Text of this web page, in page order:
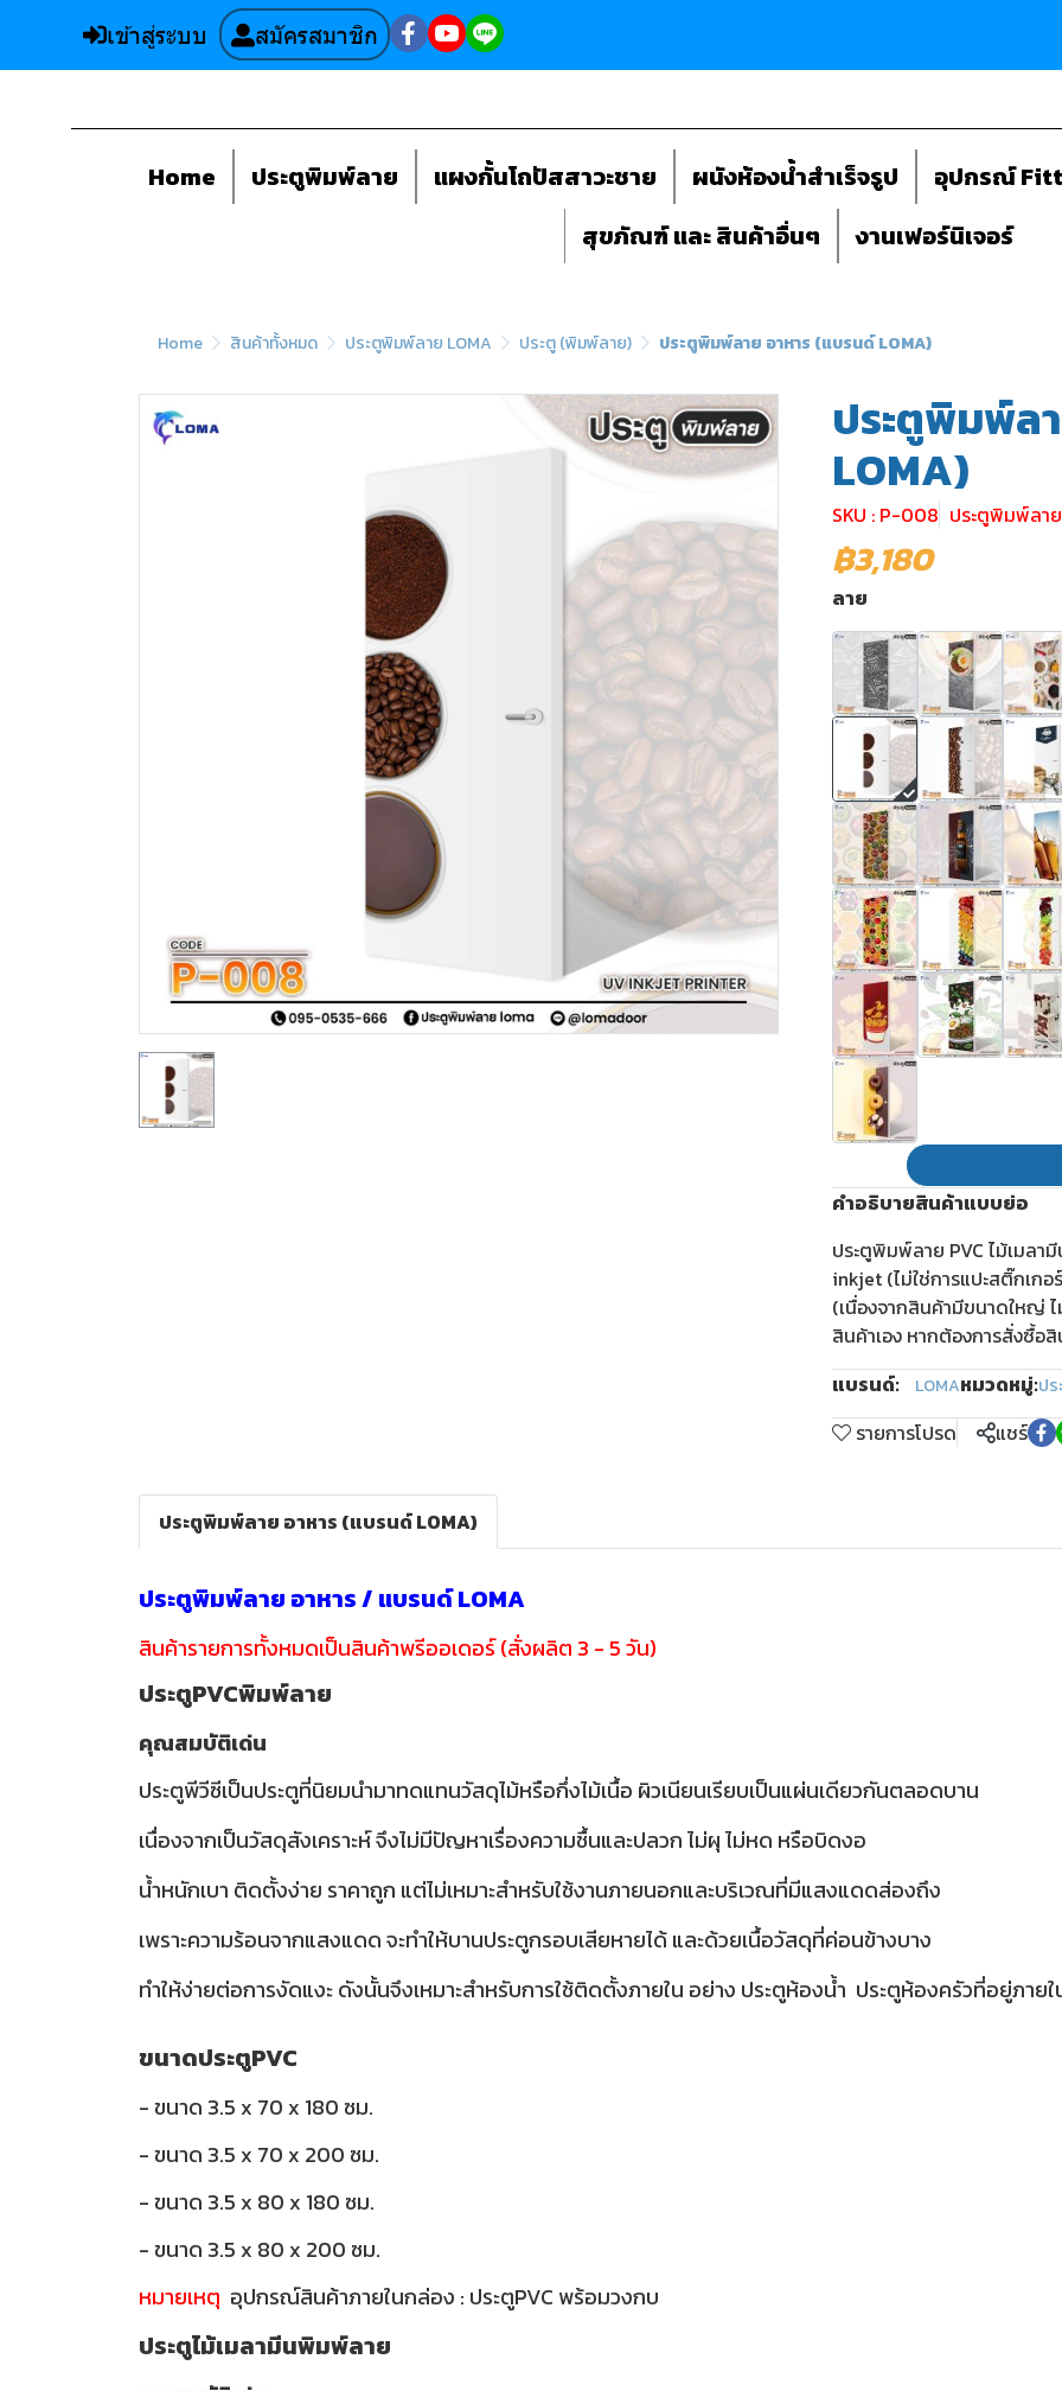
เข้าสู่ระบบ สมัครสมาชิก
Home ประตูพิมพ์ลาย แผงกั้นโถปัสสาวะชาย ผนังห้องน้ำสำเร็จรูป อุปกรณ์
สุขภัณฑ์ และ สินค้าอื่นๆ
งานเฟอร์นิเจอร์
Home สินค้าทั้งหมด ประตูพิมพ์ลาย LOMA ประตู (พิมพ์ลาย) ประตูพิมพ์ลาย อาหาร (แบรนด์ LOMA)
ประตูพิมพ์ล
LOMA)
SKU : P-008 ประตูพิมพ์ลา
฿3,180
ลาย
คำอธิบายสินค้าแบบย่อ
ประตูพิมพ์ลาย PVC ไม้เมลา
inkjet (ไม่ใช่การแปะสติ๊กเก
(เนื่องจากสินค้ามีขนาดใหญ่
สินค้าเอง หากต้องการสั่งซื้อ
แบรนด์:
LOMAหมวดหมู่:ป
รายการโปรด แชร์
ประตูพิมพ์ลาย อาหาร (แบรนด์ LOMA)
ประตูพิมพ์ลาย อาหาร / แบรนด์ LOMA
สินค้ารายการทั้งหมดเป็นสินค้าพรีออเดอร์ (สั่งผลิต 3 - 5 วัน)
ประตูPVCพิมพ์ลาย
คุณสมบัติเด่น
ประตูพีวีซีเป็นประตูที่นิยมนำมาทดแทนวัสดุไม้หรือกึ่งไม้เนื้อ ผิวเนียนเรียบเป็นแผ่นเดียวกันตลอดบาน
เนื่องจากเป็นวัสดุสังเคราะห์ จึงไม่มีปัญหาเรื่องความชื้นและปลวก ไม่ผุ ไม่หด หรือบิดงอ
น้ำหนักเบา ติดตั้งง่าย ราคาถูก แต่ไม่เหมาะสำหรับใช้งานภายนอกและบริเวณที่มีแสงแดดส่องถึง
เพราะความร้อนจากแสงแดด จะทำให้บานประตูกรอบเสียหายได้ และด้วยเนื้อวัสดุที่ค่อนข้างบาง
ทำให้ง่ายต่อการงัดแงะ ดังนั้นจึงเหมาะสำหรับการใช้ติดตั้งภายใน อย่าง ประตูห้องน้ำ ประตูห้องครัวที่อยู่ภายใ
ขนาดประตูPVC
- ขนาด 3.5 x 70 x 180 ซม.
- ขนาด 3.5 x 70 x 200 ซม.
- ขนาด 3.5 x 80 x 180 ซม.
- ขนาด 3.5 x 80 x 200 ซม.
หมายเหตุ อุปกรณ์สินค้าภายในกล่อง : ประตูPVC พร้อมวงกบ
ประตูไม้เมลามีนพิมพ์ลาย